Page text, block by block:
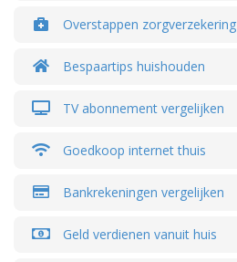
Overstappen zorgverzekering
Bespaartips huishouden
TV abonnement vergelijken
Goedkoop internet thuis
Bankrekeningen vergelijken
Geld verdienen vanuit huis